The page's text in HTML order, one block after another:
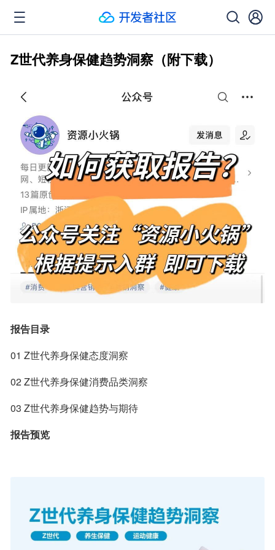
Z世代养身保健趋势洞察（附下载）
报告目录
01 Z世代养身保健态度洞察
02 Z世代养身保健消费品类洞察
03 Z世代养身保健趋势与期待
报告预览